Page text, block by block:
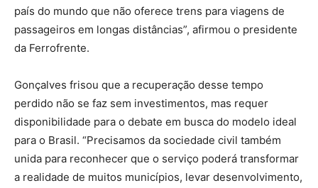
país do mundo que não oferece trens para viagens de
passageiros em longas distâncias”, afirmou o presidente
da Ferrofrente.
Gonçalves frisou que a recuperação desse tempo
perdido não se faz sem investimentos, mas requer
disponibilidade para o debate em busca do modelo ideal
para o Brasil. “Precisamos da sociedade civil também
unida para reconhecer que o serviço poderá transformar
a realidade de muitos municípios, levar desenvolvimento,